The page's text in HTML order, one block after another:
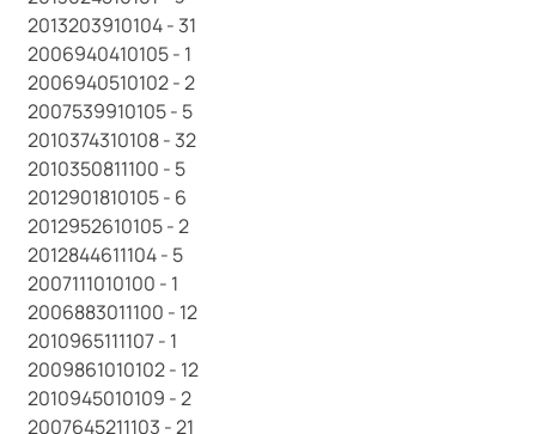
2013203910104 - 31
2006940410105 - 1
2006940510102 - 2
2007539910105 - 5
2010374310108 - 32
2010350811100 - 5
2012901810105 - 6
2012952610105 - 2
2012844611104 - 5
2007111010100 - 1
2006883011100 - 12
2010965111107 - 1
2009861010102 - 12
2010945010109 - 2
2007645211103 - 21